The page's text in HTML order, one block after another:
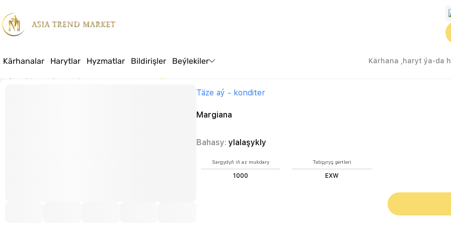
Kärhanalar Harytlar Hyzmatlar Bildirişler Beýlekiler
Täze aý - konditer
Margiana
Bahasy: ylalaşykly
Sargydyň iň az mukdary
1000
Tabşyryş şertleri
EXW